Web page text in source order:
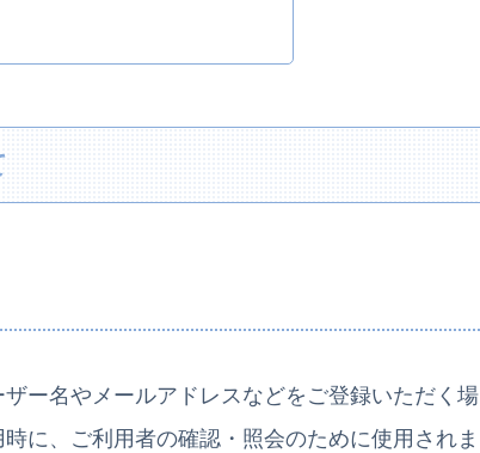
ー名やメールアドレスなどをご登録いただく場
に、ご利用者の確認・照会のために使用されま